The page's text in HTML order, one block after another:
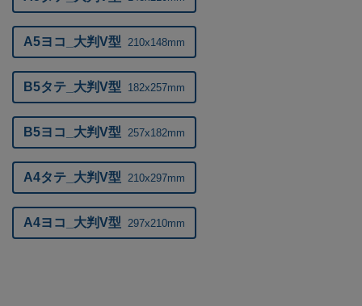
A5ヨコ_大判V型 210x148mm
B5タテ_大判V型 182x257mm
B5ヨコ_大判V型 257x182mm
A4タテ_大判V型 210x297mm
A4ヨコ_大判V型 297x210mm